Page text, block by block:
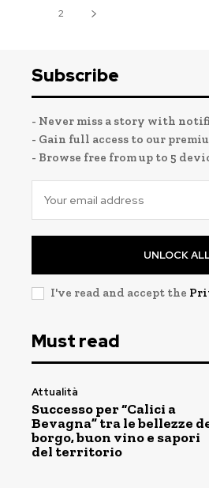
2
Subscribe
- Never miss a story with
- Gain full access to our
- Browse free from up to 5
UNLOCK
I've read and accept the
Must read
Attualità
Successo per “Calici a
Bevagna” tra le bellezze
borgo, buon vino e sapori
del territorio